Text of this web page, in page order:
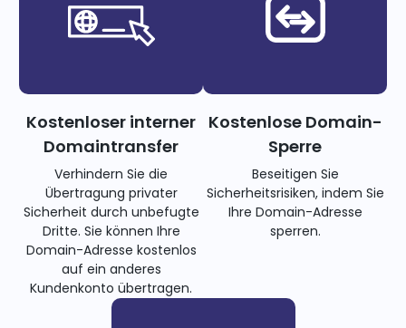
Kostenloser interner
Domaintransfer
Verhindern Sie die
Übertragung privater
Sicherheit durch unbefugte
Dritte. Sie können Ihre
Domain-Adresse kostenlos
auf ein anderes
Kundenkonto übertragen.
Kostenlose Domain-
Sperre
Beseitigen Sie
Sicherheitsrisiken, indem Sie
Ihre Domain-Adresse
sperren.